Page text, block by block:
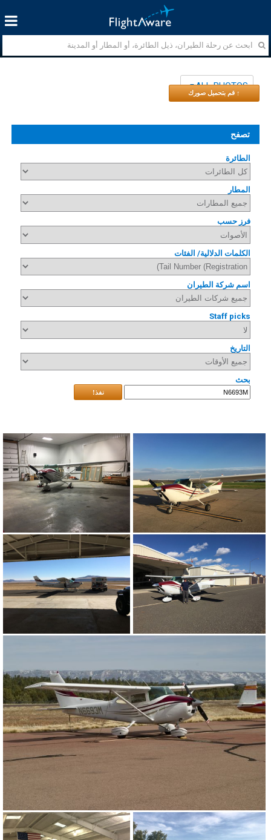
ALL PHOTOS
↑ قم بتحميل صورك
تصفح
الطائرة
المطار
فرز حسب
الكلمات الدلالية/ الفئات
اسم شركة الطيران
Staff picks
التاريخ
بحث
نفذ!